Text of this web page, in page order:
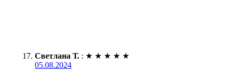
Светлана Т. : ★ ★ ★ ★ ★
05.08.2024